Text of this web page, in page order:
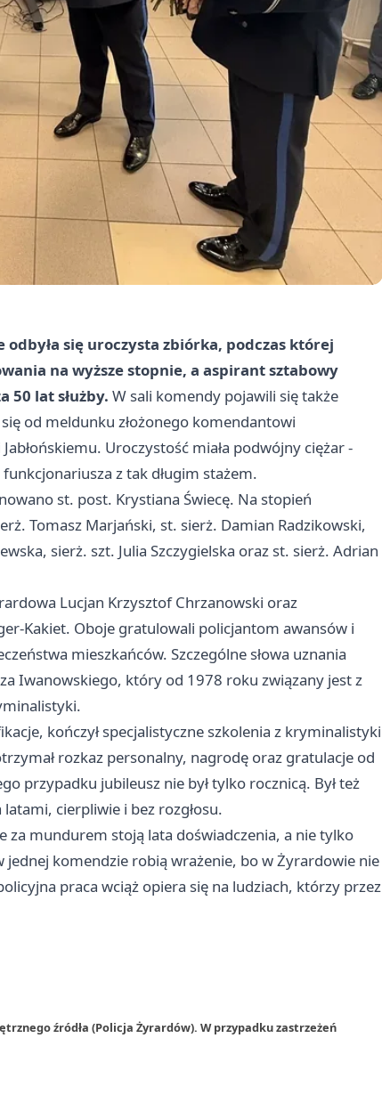
się uroczysta zbiórka, podczas której
na wyższe stopnie, a aspirant sztabowy
50 lat służby. W sali komendy pojawili się także
od meldunku złożonego komendantowi
Uroczystość miała podwójny ciężar -
z tak długim stażem.
st. post. Krystiana Świecę. Na stopień
Tomasz Marjański, st. sierż. Damian Radzikowski,
sierż. szt. Julia Szczygielska oraz st. sierż. Adrian
Lucjan Krzysztof Chrzanowski oraz
Kakiet. Oboje gratulowali policjantom awansów i
mieszkańców. Szczególne słowa uznania
Iwanowskiego, który od 1978 roku związany jest z
kończył specjalistyczne szkolenia z kryminalistyki
rozkaz personalny, nagrodę oraz gratulacje od
przypadku jubileusz nie był tylko rocznicą. Był też
cierpliwie i bez rozgłosu.
za mundurem stoją lata doświadczenia, a nie tylko
jednej komendzie robią wrażenie, bo w Żyrardowie nie
praca wciąż opiera się na ludziach, którzy przez
źródła (Policja Żyrardów). W przypadku zastrzeżeń